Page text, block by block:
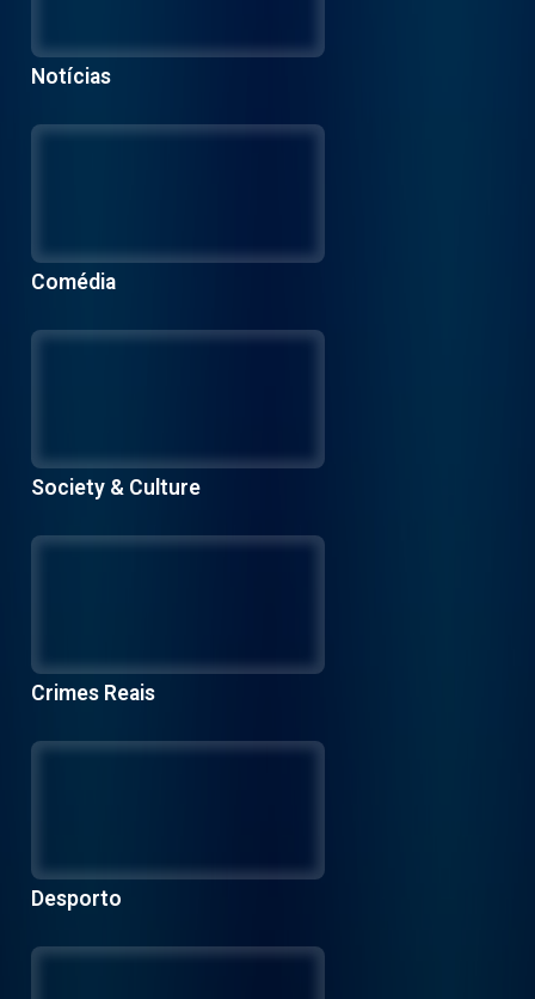
Notícias
Comédia
Society & Culture
Crimes Reais
Desporto